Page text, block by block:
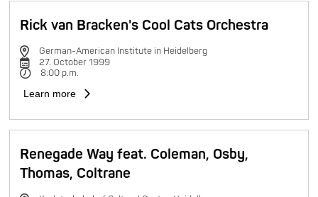
Rick van Bracken's Cool Cats Orchestra
German-American Institute in Heidelberg
27. October 1999
8:00 p.m.
Learn more
Renegade Way feat. Coleman, Osby,
Thomas, Coltrane